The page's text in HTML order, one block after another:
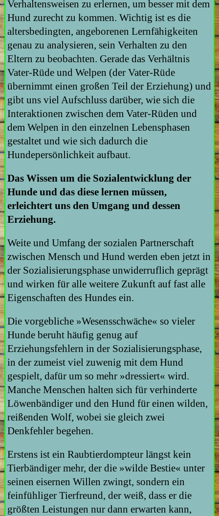
Verhaltensweisen zu erlernen, um besser mit dem
Hund zurecht zu kommen. Wichtig ist es die
altersbedingten, angeborenen Lernfähigkeiten
genau zu analysieren, sein Verhalten zu den
Eltern zu beobachten. Gerade das Verhältnis
Vater-Rüde und Welpen (der Vater-Rüde
übernimmt einen großen Teil der Erziehung) und
gibt uns viel Aufschluss darüber, wie sich die
Interaktionen zwischen dem Vater-Rüden und
dem Welpen in den einzelnen Lebensphasen
gestaltet und wie sich dadurch die
Hundepersönlichkeit aufbaut.
Das Wissen um die Sozialentwicklung der
Hunde und das diese lernen müssen,
erleichtert uns den Umgang und dessen
Erziehung.
Weite und Umfang der sozialen Partnerschaft
zwischen Mensch und Hund werden eben jetzt in
der Sozialisierungsphase unwiderruflich geprägt
und wirken für alle weitere Zukunft auf fast alle
Eigenschaften des Hundes ein.
Die vorgebliche »Wesensschwäche« so vieler
Hunde beruht häufig genug auf
Erziehungsfehlern in der Sozialisierungsphase,
in der zumeist viel zuwenig mit dem Hund
gespielt, dafür um so mehr »dressiert« wird.
Manche Menschen halten sich für verhinderte
Löwenbändiger und den Hund für einen wilden,
reißenden Wolf, wobei sie gleich zwei
Denkfehler begehen.
Erstens ist ein Raubtierdompteur längst kein
Tierbändiger mehr, der die »wilde Bestie« unter
seinen eisernen Willen zwingt, sondern ein
feinfühliger Tierfreund, der weiß, dass er die
größten Leistungen nur dann erwarten kann,